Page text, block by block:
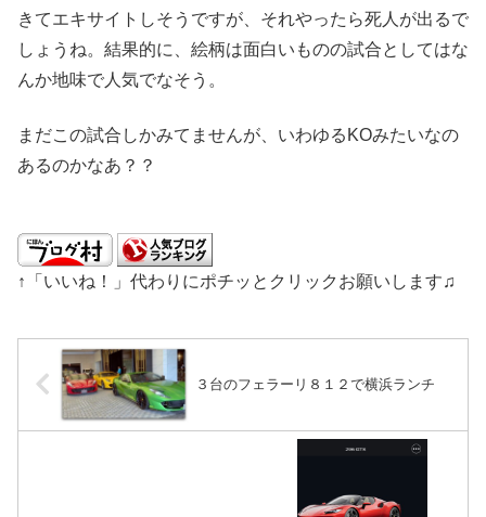
きてエキサイトしそうですが、それやったら死人が出るで
しょうね。結果的に、絵柄は面白いものの試合としてはな
んか地味で人気でなそう。
まだこの試合しかみてませんが、いわゆるKOみたいなの
あるのかなあ？？
↑「いいね！」代わりにポチッとクリックお願いします♫
３台のフェラーリ８１２で横浜ランチ